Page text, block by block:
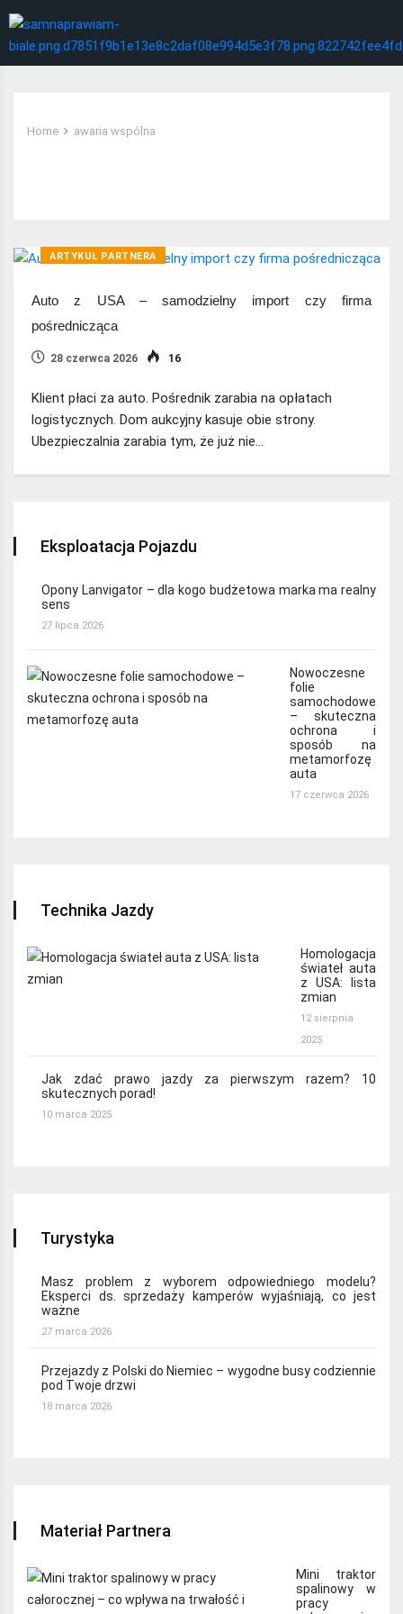
Home awaria wspólna
ARTYKUŁ PARTNERA
Auto z USA – samodzielny import czy firma
pośrednicząca
28 czerwca 2026 16
Klient płaci za auto. Pośrednik zarabia na opłatach
logistycznych. Dom aukcyjny kasuje obie strony.
Ubezpieczalnia zarabia tym, że już nie…
Eksploatacja Pojazdu
Opony Lanvigator – dla kogo budżetowa marka ma realny
sens
27 lipca 2026
Nowoczesne
folie
samochodowe
– skuteczna
ochrona i
sposób na
metamorfozę
auta
17 czerwca 2026
Technika Jazdy
Homologacja
świateł auta
z USA: lista
zmian
12 sierpnia
2025
Jak zdać prawo jazdy za pierwszym razem? 10
skutecznych porad!
10 marca 2025
Turystyka
Masz problem z wyborem odpowiedniego modelu?
Eksperci ds. sprzedaży kamperów wyjaśniają, co jest
ważne
27 marca 2026
Przejazdy z Polski do Niemiec – wygodne busy codziennie
pod Twoje drzwi
18 marca 2026
Materiał Partnera
Mini traktor
spalinowy w
pracy